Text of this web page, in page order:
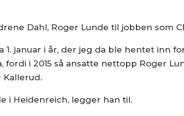
Dahl, Roger Lunde til jobben som
januar i år, der jeg da ble hentet inn
i 2015 så ansatte nettopp Roger
Kallerud.
i Heidenreich, legger han til.